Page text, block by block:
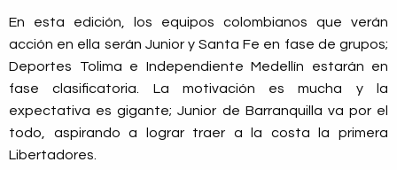
En esta edición, los equipos colombianos que verán
acción en ella serán Junior y Santa Fe en fase de grupos;
Deportes Tolima e Independiente Medellín estarán en
fase clasificatoria. La motivación es mucha y la
expectativa es gigante; Junior de Barranquilla va por el
todo, aspirando a lograr traer a la costa la primera
Libertadores.